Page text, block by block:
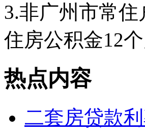
3.非广州市常
住房公积金12
热点内容
二套房贷款